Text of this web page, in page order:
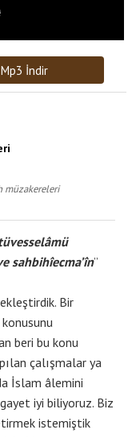
Mp3 İndir
müzakereleri
sahbihîecma’în”
Bir
beri bu konu
çalışmalar ya
İslam âlemini
iyi biliyoruz. Biz
istemiştik